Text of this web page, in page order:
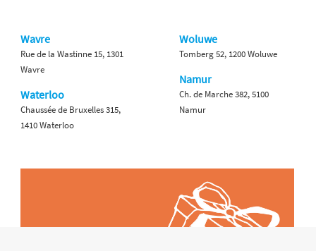
Wavre
Rue de la Wastinne 15, 1301
Wavre
Waterloo
Chaussée de Bruxelles 315,
1410 Waterloo
Woluwe
Tomberg 52, 1200 Woluwe
Namur
Ch. de Marche 382, 5100
Namur